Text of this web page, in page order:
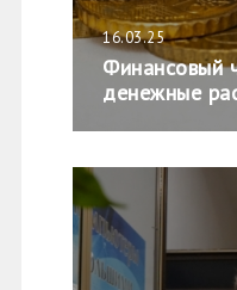
16.03.25
Финансовый
денежные